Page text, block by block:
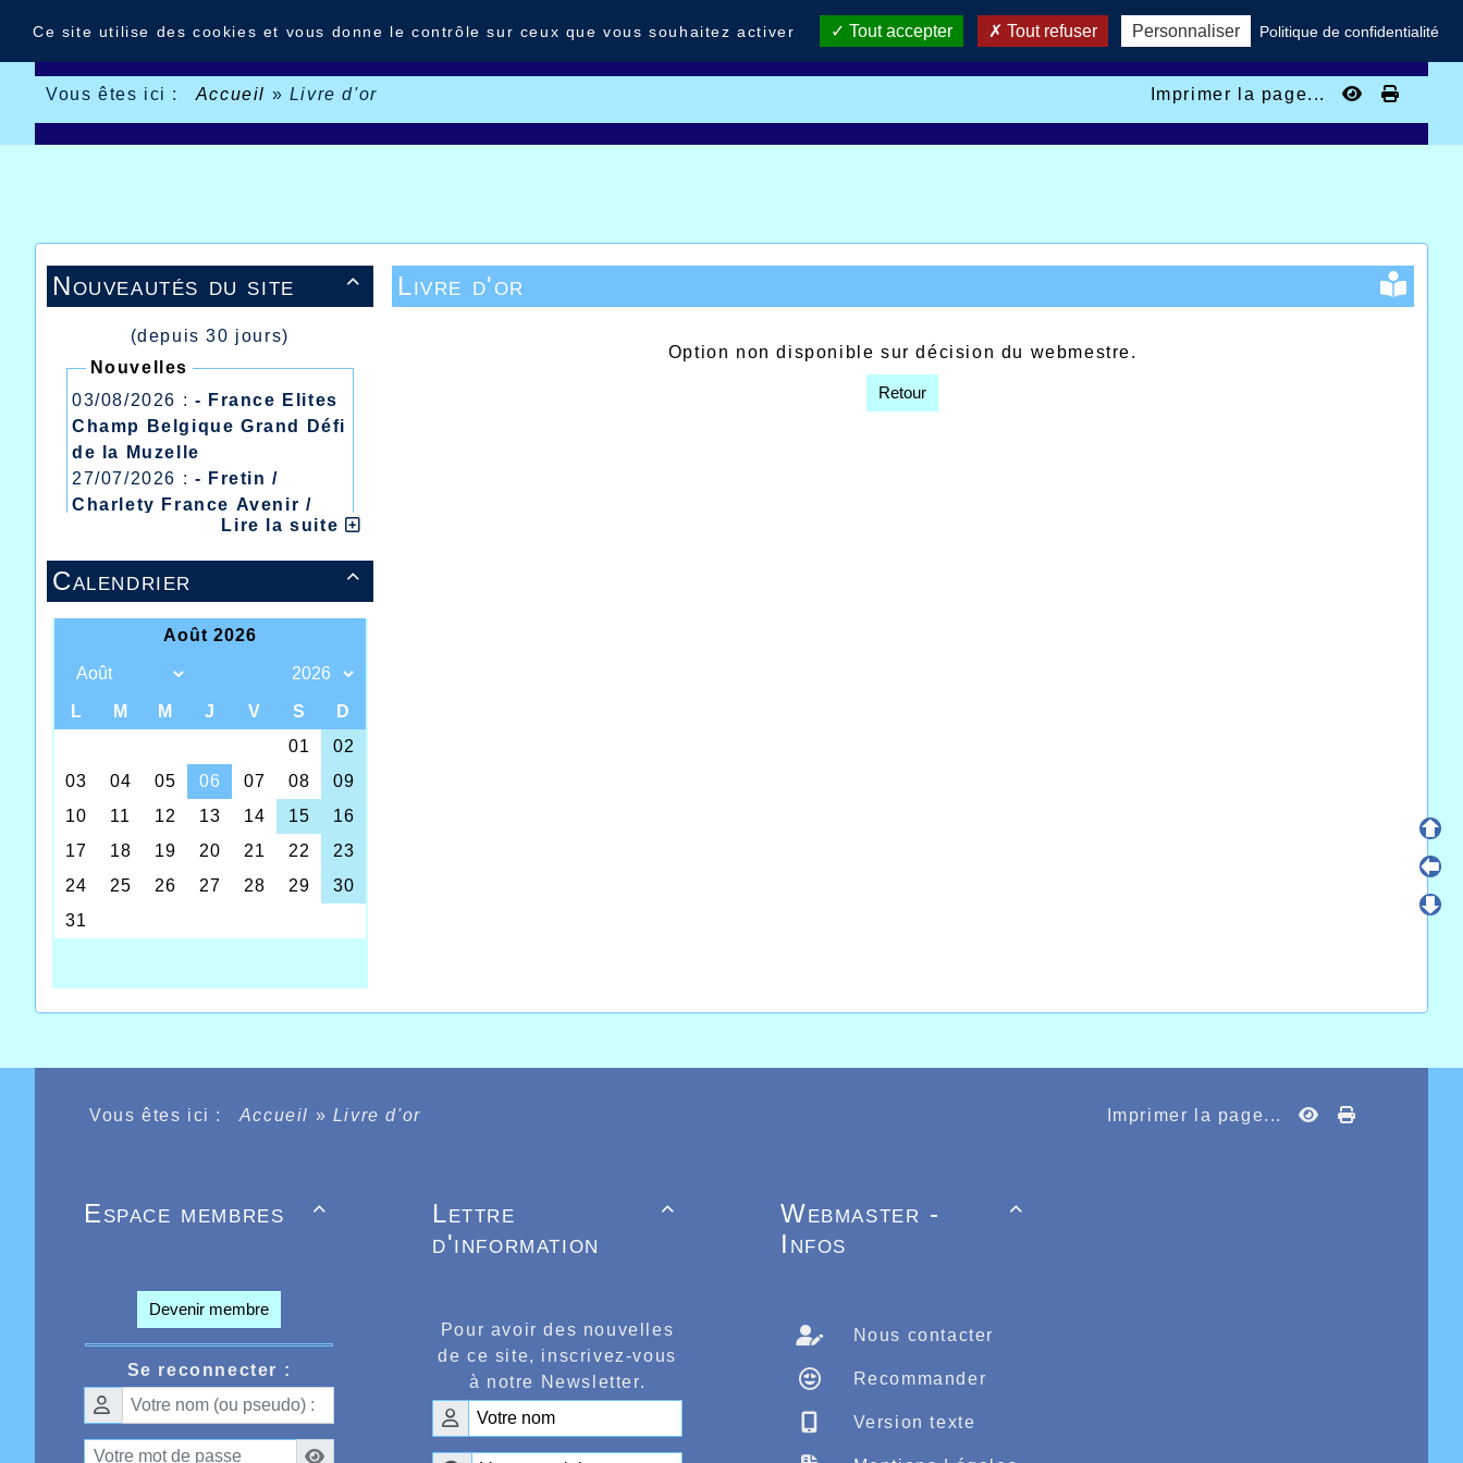
Vous êtes ici : Accueil » Livre d'or Imprimer la page...

Nouveautés du site
(depuis 30 jours)
Nouvelles
03/08/2026 : - France Elites
Champ Belgique Grand Défi
de la Muzelle
27/07/2026 : - Fretin /
Charlety France Avenir /
Heusden Zolder
20/07/2026 :- Courtrai /
Mont des Cats
Meeting Abeilles /
Régionaux /
Lire la suite

Calendrier
Livre d'or
Option non disponible sur décision du webmestre.
Retour
Vous êtes ici : Accueil » Livre d'or Imprimer la page...

Espace membres
Devenir membre
Se reconnecter :

Lettre
d'information
Pour avoir des nouvelles
de ce site, inscrivez-vous
à notre Newsletter.

Webmaster -
Infos
Nous contacter
Recommander
Version texte
Ce site utilise des cookies et vous donne le contrôle sur ceux que vous souhaitez activer Tout accepter Tout refuser Personnaliser Politique de confidentialité